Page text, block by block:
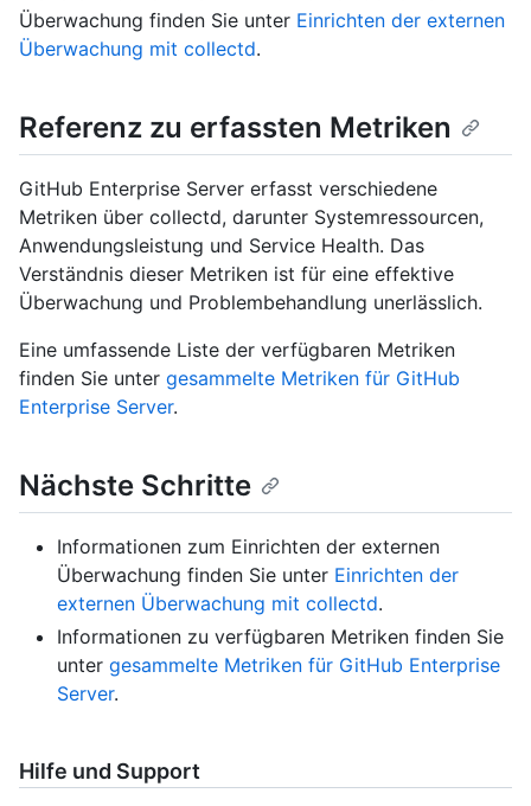
Überwachung finden Sie unter Einrichten der externen
Überwachung mit collectd.
Referenz zu erfassten Metriken
GitHub Enterprise Server erfasst verschiedene
Metriken über collectd, darunter Systemressourcen,
Anwendungsleistung und Service Health. Das
Verständnis dieser Metriken ist für eine effektive
Überwachung und Problembehandlung unerlässlich.
Eine umfassende Liste der verfügbaren Metriken
finden Sie unter gesammelte Metriken für GitHub
Enterprise Server.
Nächste Schritte
Informationen zum Einrichten der externen
Überwachung finden Sie unter Einrichten der
externen Überwachung mit collectd.
Informationen zu verfügbaren Metriken finden Sie
unter gesammelte Metriken für GitHub Enterprise
Server.
Hilfe und Support